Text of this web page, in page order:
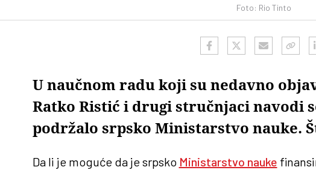
Foto: Rio Tinto
U naučnom radu koji su nedavno
Ratko Ristić i drugi stručnjaci navodi
podržalo srpsko Ministarstvo nauke.
Da li je moguće da je srpsko Ministarstvo nauke